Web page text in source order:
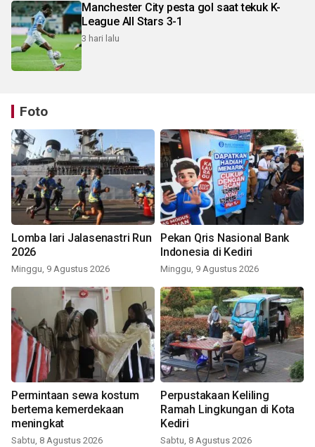
Manchester City pesta gol saat tekuk K-
League All Stars 3-1
3 hari lalu
Foto
Lomba lari Jalasenastri Run
2026
Minggu, 9 Agustus 2026
Pekan Qris Nasional Bank
Indonesia di Kediri
Minggu, 9 Agustus 2026
Permintaan sewa kostum
bertema kemerdekaan
meningkat
Sabtu, 8 Agustus 2026
Perpustakaan Keliling
Ramah Lingkungan di Kota
Kediri
Sabtu, 8 Agustus 2026